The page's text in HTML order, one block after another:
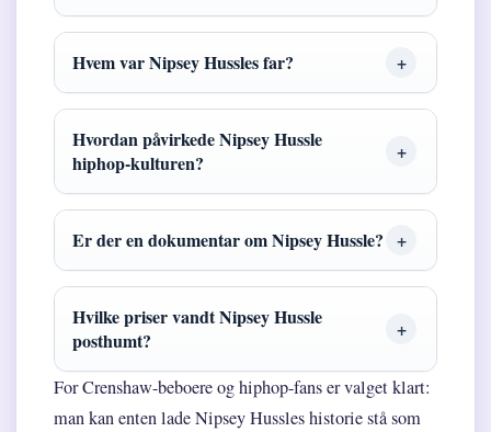
Hvem var Nipsey Hussles far?
Hvordan påvirkede Nipsey Hussle
hiphop-kulturen?
Er der en dokumentar om Nipsey Hussle?
Hvilke priser vandt Nipsey Hussle
posthumt?
For Crenshaw-beboere og hiphop-fans er valget klart:
man kan enten lade Nipsey Hussles historie stå som